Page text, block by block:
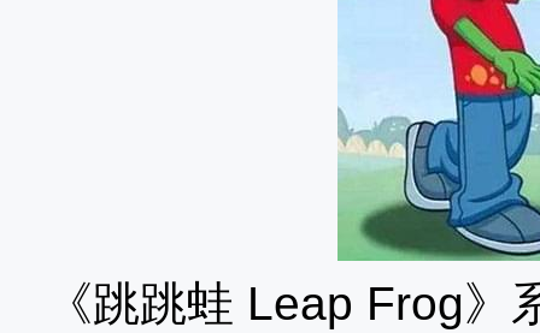
《跳跳蛙 Leap Frog》